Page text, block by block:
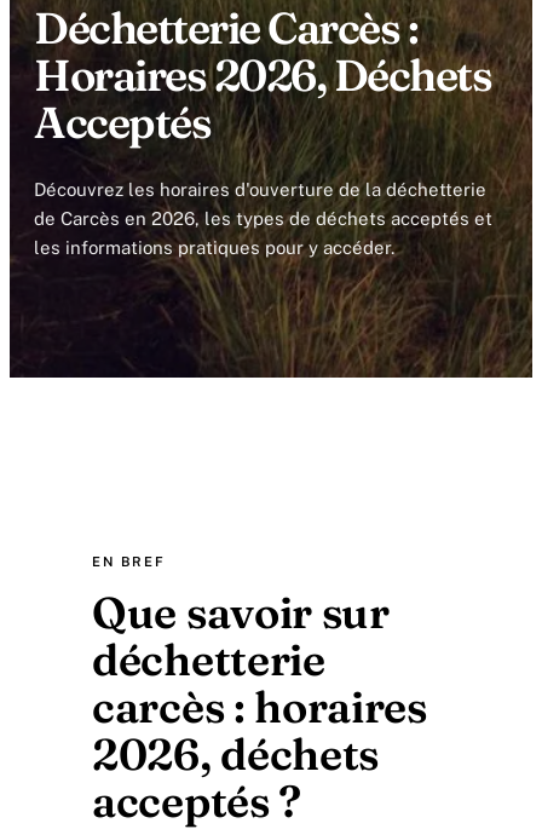
Déchetterie Carcès :
Horaires 2026, Déchets
Acceptés
Découvrez les horaires d'ouverture de la déchetterie
de Carcès en 2026, les types de déchets acceptés et
les informations pratiques pour y accéder.
EN BREF
Que savoir sur
déchetterie
carcès : horaires
2026, déchets
acceptés ?